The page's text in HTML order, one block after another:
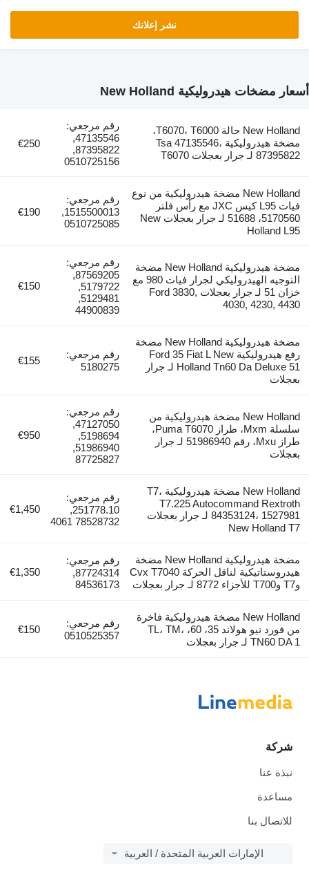
نشر إعلانك
أسعار مضخات هيدروليكية New Holland
New Holland حالة T6070، T6000،
مضخة هيدروليكية Tsa 47135546،
87395822 لـ جرار بعجلات T6070
رقم مرجعي:
47135546,
87395822,
0510725156
€250
New Holland مضخة هيدروليكية من نوع
فيات L95 كيس JXC مع رأس فلتر
5170560، 51688 لـ جرار بعجلات New
Holland L95
رقم مرجعي:
1515500013,
0510725085
€190
مضخة هيدروليكية New Holland مضخة
التوجيه الهيدروليكي لجرار فيات 980 مع
خزان 51 لـ جرار بعجلات Ford 3830,
4030, 4230, 4430
رقم مرجعي:
87569205,
5179722,
5129481,
44900839
€150
مضخة هيدروليكية New Holland مضخة
رفع هيدروليكية Ford 35 Fiat L New
Holland Tn60 Da Deluxe 51 لـ جرار
بعجلات
رقم مرجعي:
5180275
€155
New Holland مضخة هيدروليكية من
سلسلة Mxm، طراز Puma T6070،
طراز Mxu، رقم 51986940 لـ جرار
بعجلات
رقم مرجعي:
47127050,
5198694,
51986940,
87725827
€950
New Holland مضخة هيدروليكية T7،
T7.225 Autocommand Rextroth
84353124، 1527981 لـ جرار بعجلات
New Holland T7
رقم مرجعي:
251778.10,
78528732 4061
€1,450
مضخة هيدروليكية New Holland مضخة
هيدروستاتيكية لناقل الحركة Cvx T7040
وT7 وT700 للأجزاء 8772 لـ جرار بعجلات
رقم مرجعي:
87724314,
84536173
€1,350
New Holland مضخة هيدروليكية فاخرة
من فورد نيو هولاند 35، 60، TL، TM،
TN60 DA 1 لـ جرار بعجلات
رقم مرجعي:
0510525357
€150
شركة
نبذة عنا
مساعدة
للاتصال بنا
الإمارات العربية المتحدة / العربية